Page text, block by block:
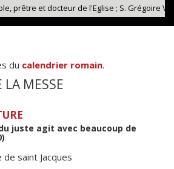
prêtre et docteur de l'Eglise ; S. Grégoire
du calendrier romain.
LA MESSE
juste agit avec beaucoup de
saint Jacques